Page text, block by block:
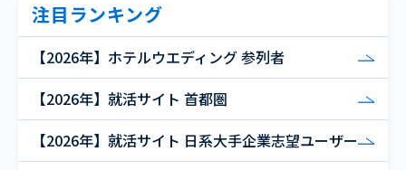
注目ランキング
【2026年】ホテルウエディング 参列者
【2026年】就活サイト 首都圏
【2026年】就活サイト 日系大手企業志望ユーザー